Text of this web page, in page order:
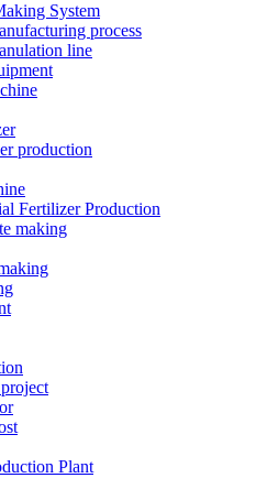
System
process
line
production
Fertilizer Production
making
Plant